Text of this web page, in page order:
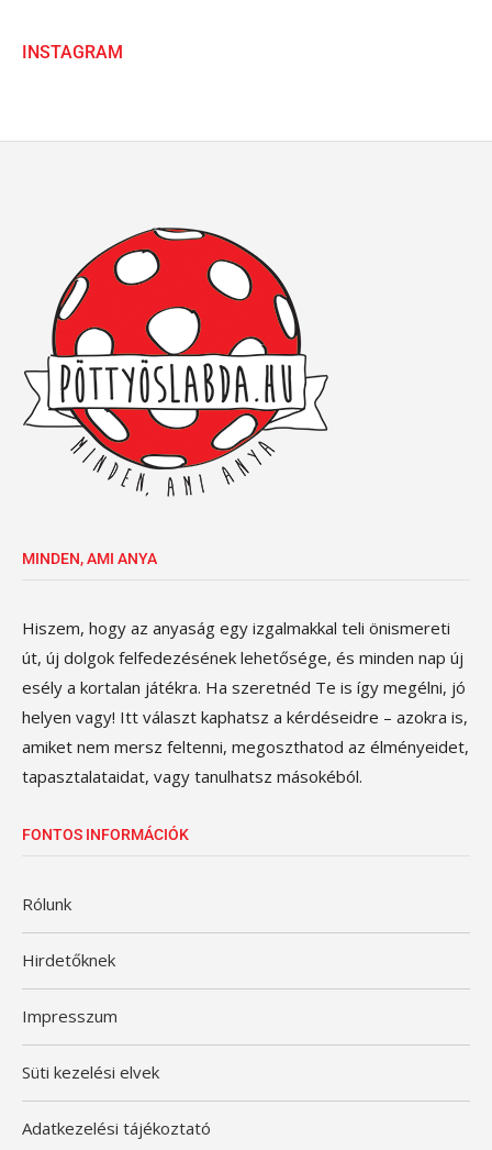
INSTAGRAM
MINDEN, AMI ANYA
Hiszem, hogy az anyaság egy izgalmakkal teli önismereti
út, új dolgok felfedezésének lehetősége, és minden nap új
esély a kortalan játékra. Ha szeretnéd Te is így megélni, jó
helyen vagy! Itt választ kaphatsz a kérdéseidre – azokra is,
amiket nem mersz feltenni, megoszthatod az élményeidet,
tapasztalataidat, vagy tanulhatsz másokéból.
FONTOS INFORMÁCIÓK
Rólunk
Hirdetőknek
Impresszum
Süti kezelési elvek
Adatkezelési tájékoztató